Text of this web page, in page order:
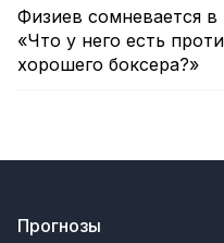
Физиев сомневается
«Что у него есть
хорошего боксера?»
Прогнозы